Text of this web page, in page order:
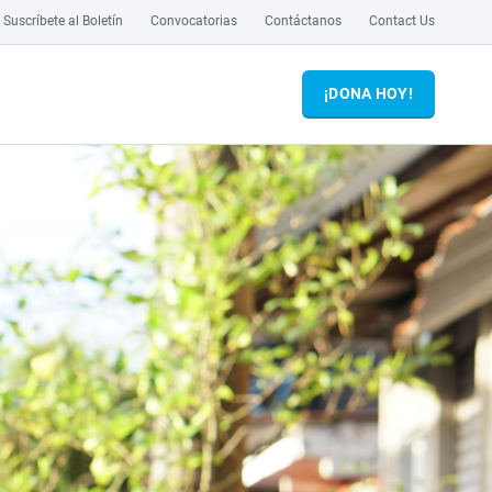
Suscríbete al Boletín Convocatorias Contáctanos Contact Us
¡DONA HOY!